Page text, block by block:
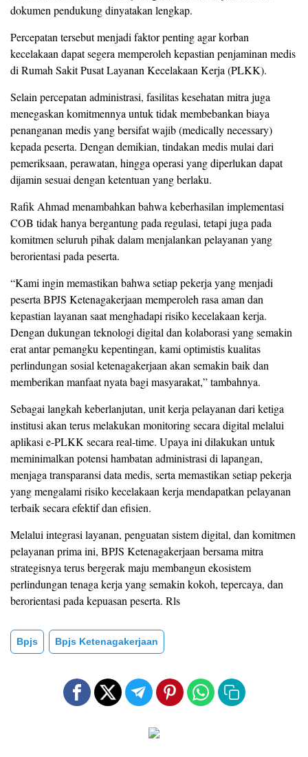
dokumen pendukung dinyatakan lengkap.
Percepatan tersebut menjadi faktor penting agar korban
kecelakaan dapat segera memperoleh kepastian penjaminan medis
di Rumah Sakit Pusat Layanan Kecelakaan Kerja (PLKK).
Selain percepatan administrasi, fasilitas kesehatan mitra juga
menegaskan komitmennya untuk tidak membebankan biaya
penanganan medis yang bersifat wajib (medically necessary)
kepada peserta. Dengan demikian, tindakan medis mulai dari
pemeriksaan, perawatan, hingga operasi yang diperlukan dapat
dijamin sesuai dengan ketentuan yang berlaku.
Rafik Ahmad menambahkan bahwa keberhasilan implementasi
COB tidak hanya bergantung pada regulasi, tetapi juga pada
komitmen seluruh pihak dalam menjalankan pelayanan yang
berorientasi pada peserta.
“Kami ingin memastikan bahwa setiap pekerja yang menjadi
peserta BPJS Ketenagakerjaan memperoleh rasa aman dan
kepastian layanan saat menghadapi risiko kecelakaan kerja.
Dengan dukungan teknologi digital dan kolaborasi yang semakin
erat antar pemangku kepentingan, kami optimistis kualitas
perlindungan sosial ketenagakerjaan akan semakin baik dan
memberikan manfaat nyata bagi masyarakat,” tambahnya.
Sebagai langkah keberlanjutan, unit kerja pelayanan dari ketiga
institusi akan terus melakukan monitoring secara digital melalui
aplikasi e-PLKK secara real-time. Upaya ini dilakukan untuk
meminimalkan potensi hambatan administrasi di lapangan,
menjaga transparansi data medis, serta memastikan setiap pekerja
yang mengalami risiko kecelakaan kerja mendapatkan pelayanan
terbaik secara efektif dan efisien.
Melalui integrasi layanan, penguatan sistem digital, dan komitmen
pelayanan prima ini, BPJS Ketenagakerjaan bersama mitra
strategisnya terus bergerak maju membangun ekosistem
perlindungan tenaga kerja yang semakin kokoh, tepercaya, dan
berorientasi pada kepuasan peserta. Rls
Bpjs Bpjs Ketenagakerjaan